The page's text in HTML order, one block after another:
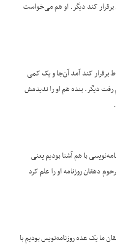
کند دیگر. او هم می‌خواست
برقرار کند آمد آن‌جا و یک کمی
دیگر. بنده هم او را ندیدمش
با هم آشنا بودیم یعنی
دهقان روزنامه او را علم کرد
ما یک عده روزنامه‌نویس بودیم با